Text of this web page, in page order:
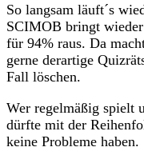
So langsam läuft´s
SCIMOB bringt
für 94% raus. Da
gerne derartige
Fall löschen.
Wer regelmäßig spielt
dürfte mit der
keine Probleme haben.